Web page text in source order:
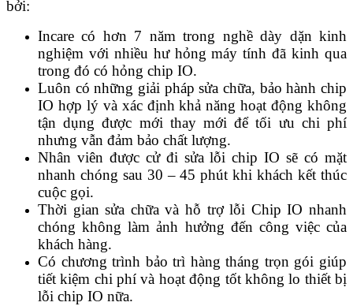
bởi:
Incare có hơn 7 năm trong nghề dày dặn kinh
nghiệm với nhiều hư hỏng máy tính đã kinh qua
trong đó có hỏng chip IO.
Luôn có những giải pháp sửa chữa, bảo hành chip
IO hợp lý và xác định khả năng hoạt động không
tận dụng được mới thay mới để tối ưu chi phí
nhưng vẫn đảm bảo chất lượng.
Nhân viên được cử đi sửa lỗi chip IO sẽ có mặt
nhanh chóng sau 30 – 45 phút khi khách kết thúc
cuộc gọi.
Thời gian sửa chữa và hỗ trợ lỗi Chip IO nhanh
chóng không làm ảnh hưởng đến công việc của
khách hàng.
Có chương trình bảo trì hàng tháng trọn gói giúp
tiết kiệm chi phí và hoạt động tốt không lo thiết bị
lỗi chip IO nữa.